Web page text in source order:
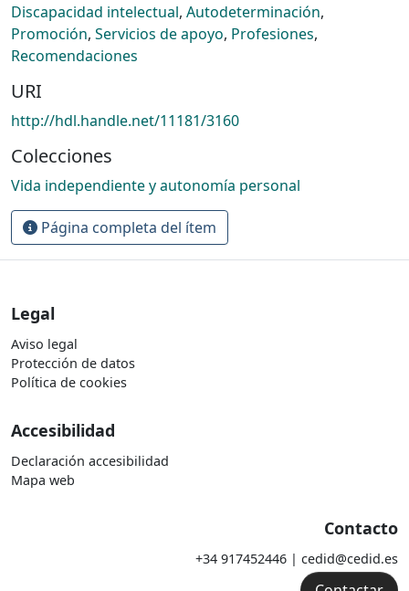
Discapacidad intelectual, Autodeterminación,
Promoción, Servicios de apoyo, Profesiones,
Recomendaciones
URI
http://hdl.handle.net/11181/3160
Colecciones
Vida independiente y autonomía personal
Página completa del ítem
Legal
Aviso legal
Protección de datos
Política de cookies
Accesibilidad
Declaración accesibilidad
Mapa web
Contacto
+34 917452446 | cedid@cedid.es